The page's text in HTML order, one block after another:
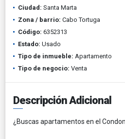
Ciudad: Santa Marta
Zona / barrio: Cabo Tortuga
Código: 6352313
Estado: Usado
Tipo de inmueble: Apartamento
Tipo de negocio: Venta
Descripción Adicional
¿Buscas apartamentos en el